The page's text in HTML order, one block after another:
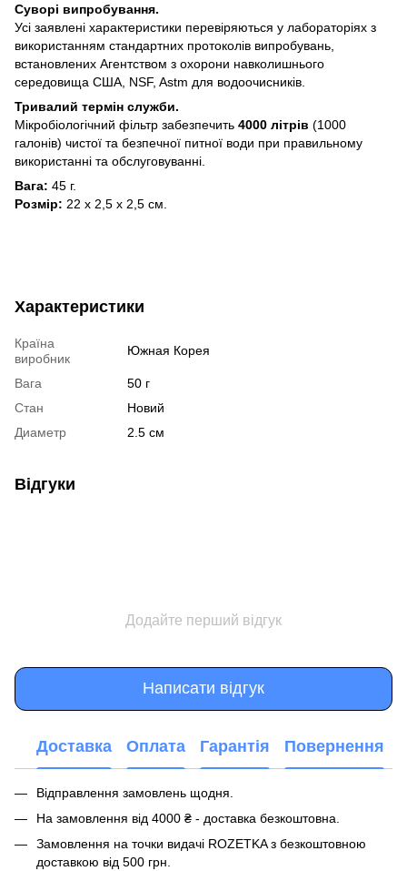
Суворі випробування.
Усі заявлені характеристики перевіряються у лабораторіях з
використанням стандартних протоколів випробувань,
встановлених Агентством з охорони навколишнього
середовища США, NSF, Astm для водоочисників.
Тривалий термін служби.
Мікробіологічний фільтр забезпечить 4000 літрів (1000
галонів) чистої та безпечної питної води при правильному
використанні та обслуговуванні.
Вага: 45 г.
Розмір: 22 х 2,5 х 2,5 см.
Характеристики
Країна
виробник
Южная Корея
Вага
50 г
Стан
Новий
Диаметр
2.5 см
Відгуки
Додайте перший відгук
Написати відгук
Доставка Оплата Гарантія Повернення
Відправлення замовлень щодня.
На замовлення від 4000 ₴ - доставка безкоштовна.
Замовлення на точки видачі ROZETKA з безкоштовною
доставкою від 500 грн.